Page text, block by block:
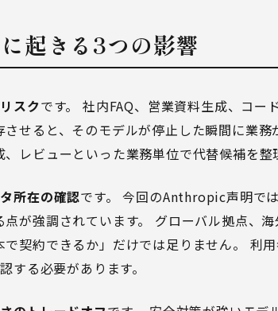
起きる3つの影響
スクです。 社内FAQ、営業資料生成、コー
せると、そのモデルが停止した瞬間に業
レビューといった業務単位で代替候補を整
所在の確認です。 今回のAnthropic声明で
が強調されています。 グローバル拠点、
契約できるか」だけでは足りません。 利
する必要があります。